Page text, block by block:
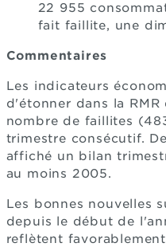
22 955
fait faillite, une
Commentaires
Les indicateurs
d'étonner dans la RMR
nombre de faillites
trimestre consécutif.
affiché un bilan
au moins 2005.
Les bonnes nouvelles
depuis le début de
reflètent